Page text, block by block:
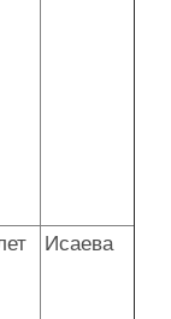
Исаева